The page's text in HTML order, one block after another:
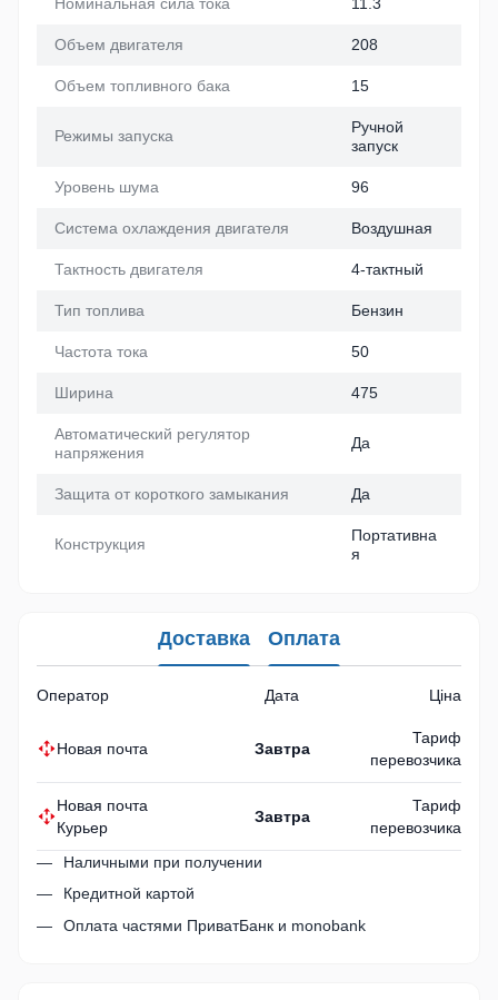
Объем двигателя 208
Объем топливного бака 15
Режимы запуска
Ручной
запуск
Уровень шума 96
Система охлаждения двигателя Воздушная
Тактность двигателя 4-тактный
Тип топлива Бензин
Частота тока 50
Ширина 475
Автоматический регулятор
напряжения
Да
Защита от короткого замыкания Да
Конструкция
Портативна
я
Доставка Оплата
Оператор Дата Ціна
Новая почта Завтра
Тариф
перевозчика
Новая почта
Курьер
Завтра
Тариф
перевозчика
Наличными при получении
Кредитной картой
Оплата частями ПриватБанк и monobank